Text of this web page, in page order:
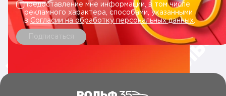
предоставление мне информации, в том числе
рекламного характера, способами, указанными
в Согласии на обработку персональных данных
Подписаться